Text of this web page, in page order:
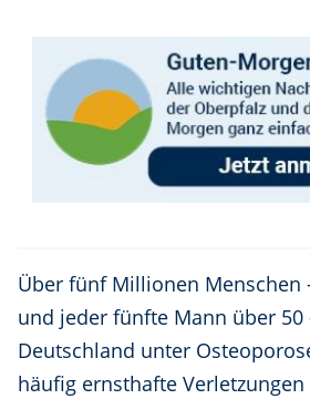
Über fünf Millionen Menschen
und jeder fünfte Mann über 50
Deutschland unter
häufig ernsthafte